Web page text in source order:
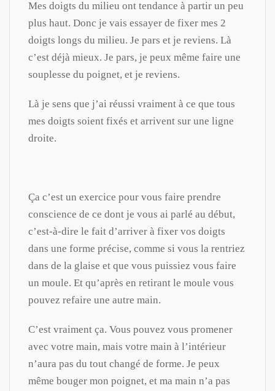
Mes doigts du milieu ont tendance à partir un peu
plus haut. Donc je vais essayer de fixer mes 2
doigts longs du milieu. Je pars et je reviens. Là
c’est déjà mieux. Je pars, je peux même faire une
souplesse du poignet, et je reviens.
Là je sens que j’ai réussi vraiment à ce que tous
mes doigts soient fixés et arrivent sur une ligne
droite.
Ça c’est un exercice pour vous faire prendre
conscience de ce dont je vous ai parlé au début,
c’est-à-dire le fait d’arriver à fixer vos doigts
dans une forme précise, comme si vous la rentriez
dans de la glaise et que vous puissiez vous faire
un moule. Et qu’après en retirant le moule vous
pouvez refaire une autre main.
C’est vraiment ça. Vous pouvez vous promener
avec votre main, mais votre main à l’intérieur
n’aura pas du tout changé de forme. Je peux
même bouger mon poignet, et ma main n’a pas